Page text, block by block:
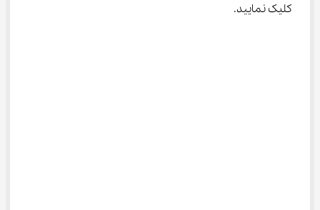
کلیک نمایید.